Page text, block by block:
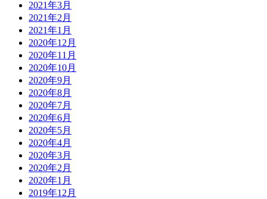
2021年3月
2021年2月
2021年1月
2020年12月
2020年11月
2020年10月
2020年9月
2020年8月
2020年7月
2020年6月
2020年5月
2020年4月
2020年3月
2020年2月
2020年1月
2019年12月